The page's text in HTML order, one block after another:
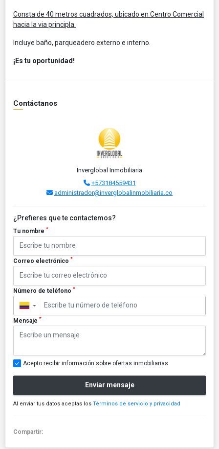
Consta de 40 metros cuadrados, ubicado en Centro Comercial
hacia la via principla.
Incluye baño, parqueadero externo e interno.
¡Es tu oportunidad!
Contáctanos
Inverglobal Inmobiliaria
+573184559431
administrador@inverglobalinmobiliaria.co
¿Prefieres que te contactemos?
Tu nombre *
Correo electrónico *
Número de teléfono *
▼
Mensaje *
Acepto recibir información sobre ofertas inmobiliarias
Enviar mensaje
Al enviar tus datos aceptas los Términos de servicio y privacidad
Compartir: